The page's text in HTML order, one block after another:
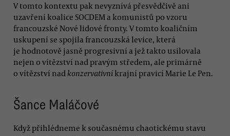
V tomto kontextu pak nevyznívá přesvědčivě ani
uzavření koalice SOCDEM a komunistů po vzoru
francouzské Nové lidové fronty. V tomto koaličním
uskupení se spojila francouzská levice, která
je hodnotově jasně progresivní a jež takto usilovala
nejen o vítězství nad pravým středem, ale primárně
o vítězství nadkonzervativníkrajní pravicí Marie Le Pen.
Šance Maláčové
Když přihlédneme k současnému chaotickému stavu